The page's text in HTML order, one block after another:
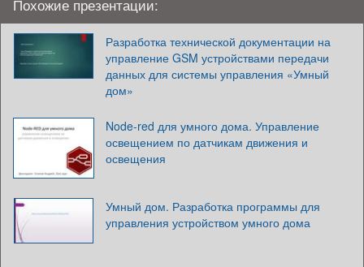
Похожие презентации:
Разработка технической документации на
управление GSM устройствами передачи
данных для системы управления «Умный
дом»
Node-red для умного дома. Управление
освещением по датчикам движения и
освещения
Умный дом. Разработка программы для
управления устройством умного дома